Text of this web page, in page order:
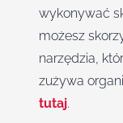
wykonywać
możesz
narzędzia,
zużywa
tutaj.